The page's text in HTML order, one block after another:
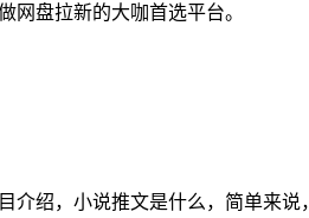
网盘拉新的大咖首选平台。
绍，小说推文是什么，简单来